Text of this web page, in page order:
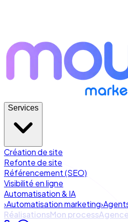
Services
Création de site
Refonte de site
Référencement (SEO)
Visibilité en ligne
Automatisation & IA
›Automatisation marketing›
RéalisationsMon processAgence